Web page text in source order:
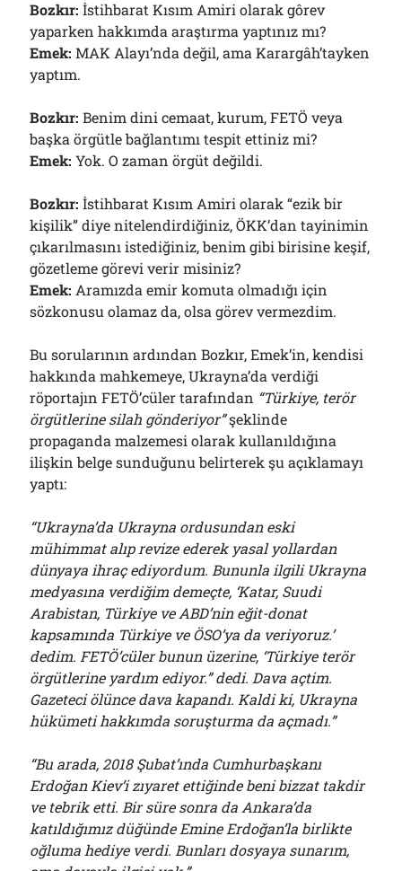
Bozkır: İstihbarat Kısım Amiri olarak gôrev
yaparken hakkımda araştırma yaptınız mı?
Emek: MAK Alayı’nda değil, ama Karargâh’tayken
yaptım.
Bozkır: Benim dini cemaat, kurum, FETÖ veya
başka örgütle bağlantımı tespit ettiniz mi?
Emek: Yok. O zaman örgüt değildi.
Bozkır: İstihbarat Kısım Amiri olarak “ezik bir
kişilik” diye nitelendirdiğiniz, ÖKK’dan tayinimin
çıkarılmasını istediğiniz, benim gibi birisine keşif,
gözetleme görevi verir misiniz?
Emek: Aramızda emir komuta olmadığı için
sözkonusu olamaz da, olsa görev vermezdim.
Bu sorularının ardından Bozkır, Emek’in, kendisi
hakkında mahkemeye, Ukrayna’da verdiği
röportajın FETÖ’cüler tarafından “Türkiye, terör
örgütlerine silah gönderiyor”şeklinde
propaganda malzemesi olarak kullanıldığına
ilişkin belge sunduğunu belirterek şu açıklamayı
yaptı:
“Ukrayna’da Ukrayna ordusundan eski
mühimmat alıp revize ederek yasal yollardan
dünyaya ihraç ediyordum. Bununla ilgili Ukrayna
medyasına verdiğim demeçte, ‘Katar, Suudi
Arabistan, Türkiye ve ABD’nin eğit-donat
kapsamında Türkiye ve ÖSO’ya da veriyoruz.’
dedim. FETÖ’cüler bunun üzerine, ‘Türkiye terör
örgütlerine yardım ediyor.” dedi. Dava açtim.
Gazeteci ölünce dava kapandı. Kaldi ki, Ukrayna
hükümeti hakkımda soruşturma da açmadı.”
“Bu arada, 2018 Şubat’ında Cumhurbaşkanı
Erdoğan Kiev’i zıyaret ettiğinde beni bizzat takdir
ve tebrik etti. Bir süre sonra da Ankara’da
katıldığımız düğünde Emine Erdoğan’la birlikte
oğluma hediye verdi. Bunları dosyaya sunarım,